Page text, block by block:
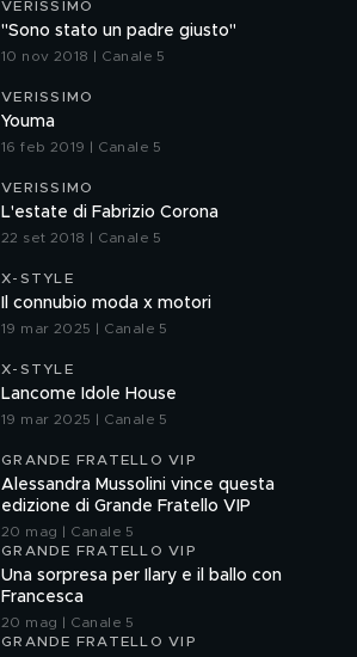
VERISSIMO
"Sono stato un padre giusto"
10 nov 2018 | Canale 5
VERISSIMO
Youma
16 feb 2019 | Canale 5
VERISSIMO
L'estate di Fabrizio Corona
22 set 2018 | Canale 5
X-STYLE
Il connubio moda x motori
19 mar 2025 | Canale 5
X-STYLE
Lancome Idole House
19 mar 2025 | Canale 5
GRANDE FRATELLO VIP
Alessandra Mussolini vince questa
edizione di Grande Fratello VIP
20 mag | Canale 5
GRANDE FRATELLO VIP
Una sorpresa per Ilary e il ballo con
Francesca
20 mag | Canale 5
GRANDE FRATELLO VIP